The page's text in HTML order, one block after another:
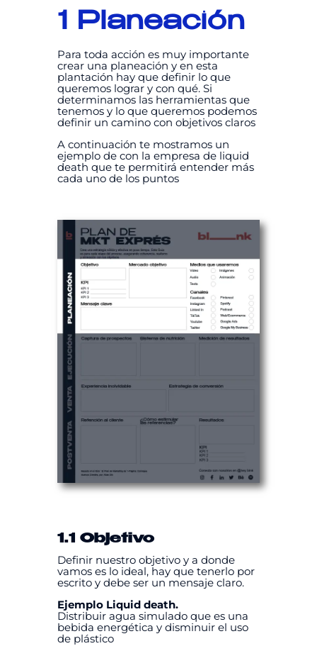
1 Planeación
Para toda acción es muy importante
crear una planeación y en esta
plantación hay que definir lo que
queremos lograr y con qué. Si
determinamos las herramientas que
tenemos y lo que queremos podemos
definir un camino con objetivos claros
A continuación te mostramos un
ejemplo de con la empresa de liquid
death que te permitirá entender más
cada uno de los puntos
1.1 Objetivo
Definir nuestro objetivo y a donde
vamos es lo ideal, hay que tenerlo por
escrito y debe ser un mensaje claro.
Ejemplo Liquid death.
Distribuir agua simulado que es una
bebida energética y disminuir el uso
de plástico